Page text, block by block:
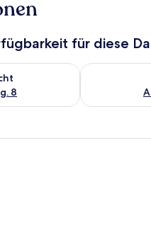
für diese
8
für heute Nacht, Aug. 7
Überprüfe
Zimmer (Small) |